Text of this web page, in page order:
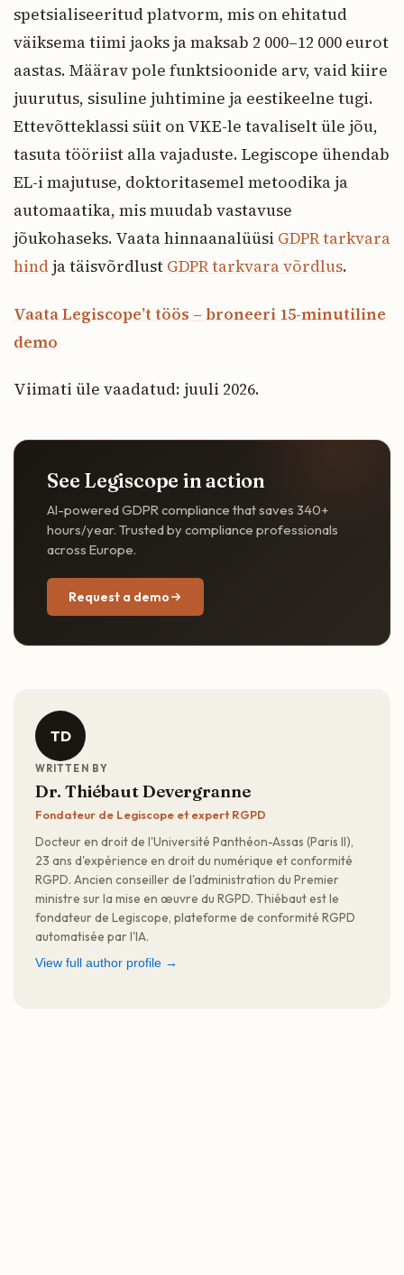
spetsialiseeritud platvorm, mis on ehitatud
väiksema tiimi jaoks ja maksab 2 000–12 000 eurot
aastas. Määrav pole funktsioonide arv, vaid kiire
juurutus, sisuline juhtimine ja eestikeelne tugi.
Ettevõtteklassi süit on VKE-le tavaliselt üle jõu,
tasuta tööriist alla vajaduste. Legiscope ühendab
EL-i majutuse, doktoritasemel metoodika ja
automaatika, mis muudab vastavuse
jõukohaseks. Vaata hinnaanalüüsi GDPR tarkvara
hind ja täisvõrdlust GDPR tarkvara võrdlus.
Vaata Legiscope’t töös – broneeri 15-minutiline
demo
Viimati üle vaadatud: juuli 2026.
See Legiscope in action
AI-powered GDPR compliance that saves 340+
hours/year. Trusted by compliance professionals
across Europe.
Request a demo
TD
WRITTEN BY
Dr. Thiébaut Devergranne
Fondateur de Legiscope et expert RGPD
Docteur en droit de l'Université Panthéon-Assas (Paris II),
23 ans d'expérience en droit du numérique et conformité
RGPD. Ancien conseiller de l'administration du Premier
ministre sur la mise en œuvre du RGPD. Thiébaut est le
fondateur de Legiscope, plateforme de conformité RGPD
automatisée par l'IA.
View full author profile →